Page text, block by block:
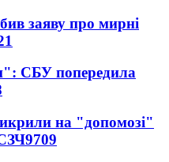
заяву про мирні
СБУ попередила
на "допомозі"
9709